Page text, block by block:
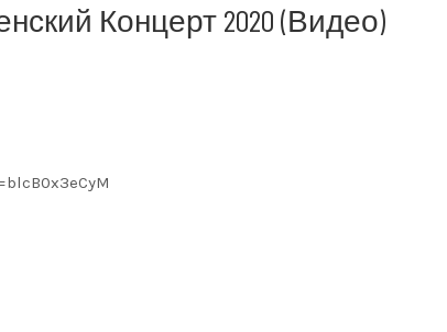
Концерт 2020 (Видео)